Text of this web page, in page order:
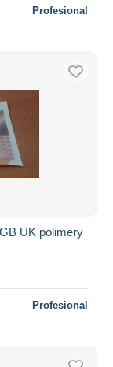
Profesional
UK polimery
Profesional